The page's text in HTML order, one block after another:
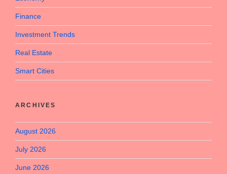
Finance
Investment Trends
Real Estate
Smart Cities
ARCHIVES
August 2026
July 2026
June 2026